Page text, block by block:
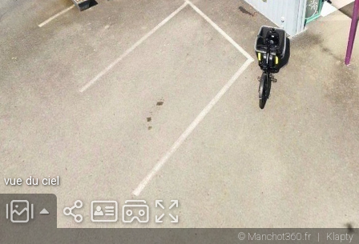
© Manchot360.fr | Klapty
vue du ciel